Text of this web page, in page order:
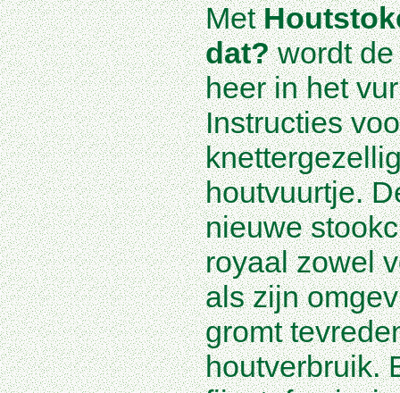
Met
dat?wordt de
heer in het
Instructies
houtvuurtje.
nieuwe
royaal zowel
als zijn
gromt
houtverbruik.